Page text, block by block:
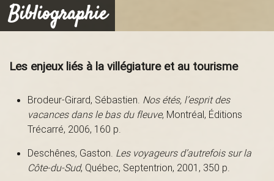
M
Bibliographie
Les enjeux liés à la villégiature et au tourisme
Brodeur-Girard, Sébastien. Nos étés, l’esprit des
vacances dans le bas du fleuve, Montréal, Éditions
Trécarré, 2006, 160 p.
Deschênes, Gaston. Les voyageurs d’autrefois sur la
Côte-du-Sud, Québec, Septentrion, 2001, 350 p.